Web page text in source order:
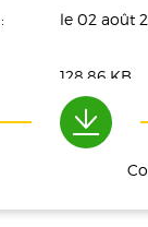
le 02 août
128.86 KB
847